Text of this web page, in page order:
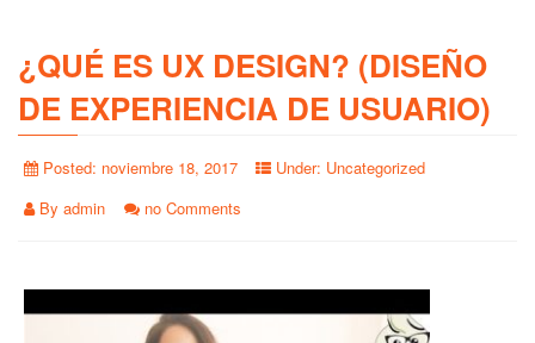
¿QUÉ ES UX DESIGN? (DISEÑO
DE EXPERIENCIA DE USUARIO)
Posted: noviembre 18, 2017 Under: Uncategorized
By admin no Comments